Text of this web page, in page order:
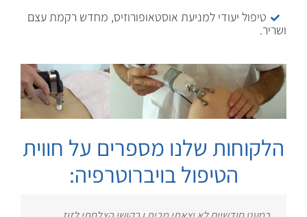
טיפול יעודי למניעת אוסטאופורוזיס, מחדש רקמת עצם
ושריר.
הלקוחות שלנו מספרים על חווית
הטיפול בויברוטרפיה: